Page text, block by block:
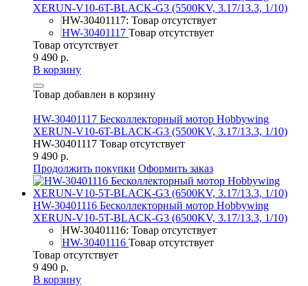
XERUN-V10-6T-BLACK-G3 (5500KV, 3.17/13.3, 1/10)
HW-30401117: Товар отсутствует
HW-30401117 Товар отсутствует
Товар отсутствует
9 490 р.
В корзину
Товар добавлен в корзину
HW-30401117 Бесколлекторный мотор Hobbywing
XERUN-V10-6T-BLACK-G3 (5500KV, 3.17/13.3, 1/10)
HW-30401117 Товар отсутствует
9 490 р.
Продолжить покупки Оформить заказ
HW-30401116 Бесколлекторный мотор Hobbywing
XERUN-V10-5T-BLACK-G3 (6500KV, 3.17/13.3, 1/10)
HW-30401116: Товар отсутствует
HW-30401116 Товар отсутствует
Товар отсутствует
9 490 р.
В корзину